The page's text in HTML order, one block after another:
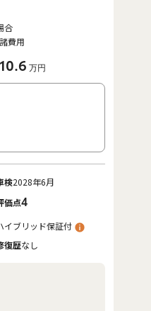
諸費用
10.6 万円
合
検2028年6月
価点4
イブリッド保証付
復歴なし